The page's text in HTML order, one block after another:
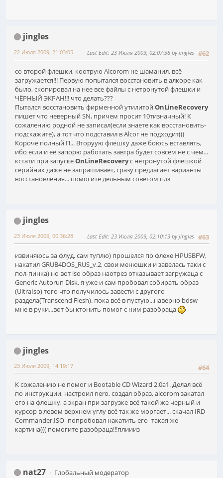
jingles
#62
22 Июля 2009, 21:03:05 Last Edit: 23 Июля 2009, 02:07:38 by jingles
со второй флешки, коотрую Alcorom не шаманил, всё
загружается!!! Первую попытался восстановить в алкоре как
было, скопировал на нее все файлы с нетронутой флешки и
ЧЁРНЫЙ ЭКРАН!!! что делать???
Пытался восстановить фирменной утилитой OnLineRecovery
пишет что неверный SN, причем просит 10тизначный! К
сожалению родной не записал(если знаете как восстановить-
подскажите), а тот что подставил в Alcor не подходит(((
Короче полный П... Вторуую флешку даже боюсь вставлять,
ибо если и её запорю работать завтра будет совсем не с чем...
кстати при запускеOnLineRecoveryс нетронутой флешкой
серийник даже не запрашивает, сразу предлагает варианты
восстановления... помогите дельным советом плз
jingles
#63
23 Июля 2009, 00:36:28 Last Edit: 23 Июля 2009, 02:10:13 by jingles
извиняюсь за флуд, сам туплю) прошелся по флехе HPUSBFW,
накатил GRUB4DOS_RUS_v.2, свои менюшки и завелась таки с
пол-пинка) но вот iso образ наотрез отказывает загружаца с
Generic Autorun Disk, я уже и сам пробовал собирать образ
(UltraIso) того что получилось завести с другого
раздела(Transcend Flesh). пока всё в пустую...наверно bdsw
мне в руки...вот бы ктонить помог с ним разобраца
jingles
#64
23 Июля 2009, 14:19:17
К сожалению не помог и Bootable CD Wizard 2.0a1. Делал всё
по инструкции, настроил nero, создал образ, alcorom закатал
его на флешку, а экран при загрузке всё такой же черный и
курсор в левом верхнем углу всё так же моргает... скачал IRD
Commander.ISO- попробовал накатить его- такая же
картина((( помогите разобраца!!!плиииз
nat27
Глобальный модератор